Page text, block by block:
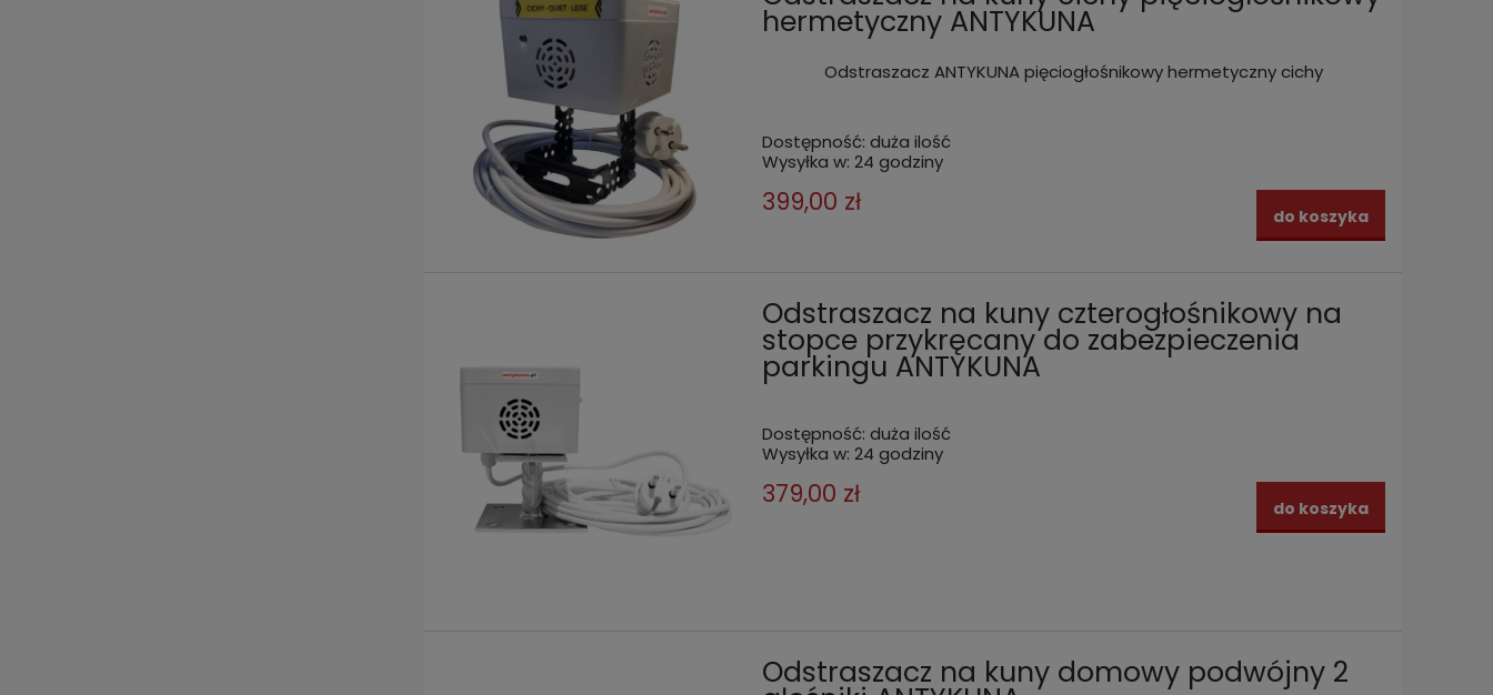
hermetyczny ANTYKUNA
Odstraszacz ANTYKUNA pięciogłośnikowy hermetyczny cichy
Dostępność: duża ilość
Wysyłka w: 24 godziny
399,00 zł do koszyka
Odstraszacz na kuny czterogłośnikowy na
stopce przykręcany do zabezpieczenia
parkingu ANTYKUNA
Dostępność: duża ilość
Wysyłka w: 24 godziny
379,00 zł do koszyka
Odstraszacz na kuny domowy podwójny 2